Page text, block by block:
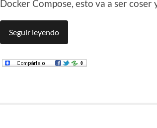
Docker Compose, esto va a ser coser
Seguir leyendo